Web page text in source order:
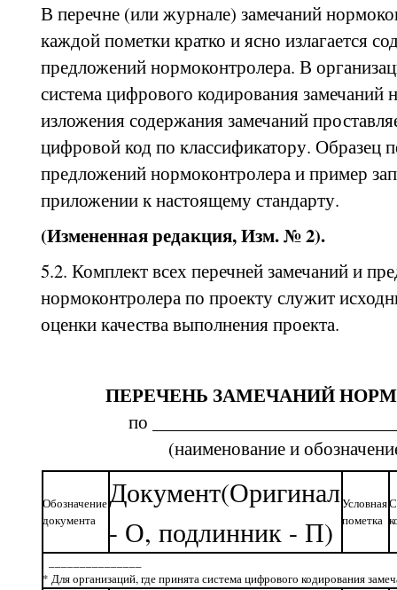
В перечне (или журнале) замечаний
каждой пометки кратко и ясно излагается
предложений нормоконтролера. В
система цифрового кодирования замечаний
изложения содержания замечаний
цифровой код по классификатору. Образец
предложений нормоконтролера и пример
приложении к настоящему стандарту.
(Измененная редакция, Изм. № 2).
5.2. Комплект всех перечней замечаний и
нормоконтролера по проекту служит
оценки качества выполнения проекта.
ПЕРЕЧЕНЬ ЗАМЕЧАНИЙ
по
(наименование и
Обозначение
документа
Документ(Оригинал
- О, подлинник - П)
Условная
пометка
* Для организаций, где принята система цифрового кодирования